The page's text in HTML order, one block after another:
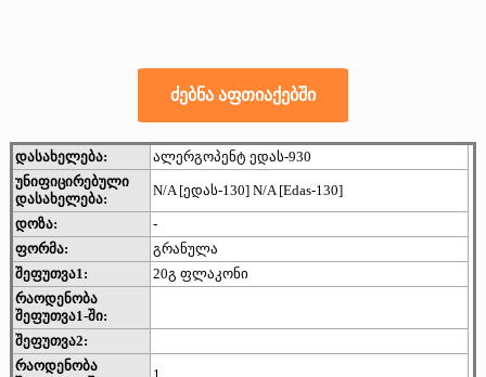
დასახელება:
ალერგოპენტ ედას-930
უნიფიცირებული
დასახელება:
N/A [ედას-130] N/A [Edas-130]
დოზა:
-
ფორმა:
გრანულა
შეფუთვა1:
20გ ფლაკონი
რაოდენობა
შეფუთვა1-ში:
შეფუთვა2:
რაოდენობა